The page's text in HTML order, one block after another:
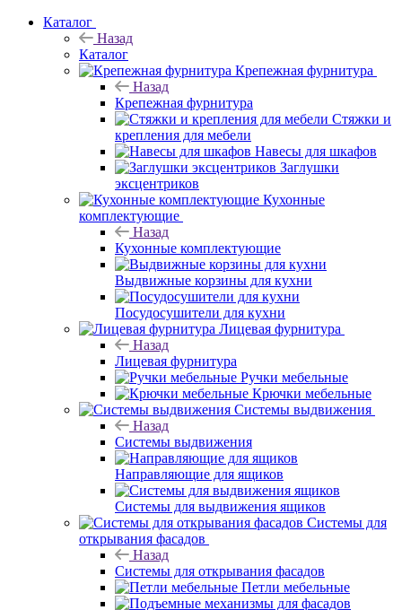
Каталог
Назад
Каталог
Крепежная фурнитура
Назад
Крепежная фурнитура
Стяжки и
крепления для мебели
Навесы для шкафов
Заглушки
эксцентриков
Кухонные
комплектующие
Назад
Кухонные комплектующие
Выдвижные корзины для кухни
Посудосушители для кухни
Лицевая фурнитура
Назад
Лицевая фурнитура
Ручки мебельные
Крючки мебельные
Системы выдвижения
Назад
Системы выдвижения
Направляющие для ящиков
Системы для выдвижения ящиков
Системы для
открывания фасадов
Назад
Системы для открывания фасадов
Петли мебельные